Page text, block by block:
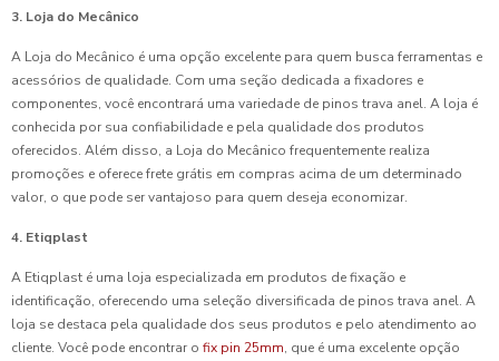
3. Loja do Mecânico
A Loja do Mecânico é uma opção excelente para quem busca ferramentas e
acessórios de qualidade. Com uma seção dedicada a fixadores e
componentes, você encontrará uma variedade de pinos trava anel. A loja é
conhecida por sua confiabilidade e pela qualidade dos produtos
oferecidos. Além disso, a Loja do Mecânico frequentemente realiza
promoções e oferece frete grátis em compras acima de um determinado
valor, o que pode ser vantajoso para quem deseja economizar.
4. Etiqplast
A Etiqplast é uma loja especializada em produtos de fixação e
identificação, oferecendo uma seleção diversificada de pinos trava anel. A
loja se destaca pela qualidade dos seus produtos e pelo atendimento ao
cliente. Você pode encontrar o fix pin 25mm, que é uma excelente opção